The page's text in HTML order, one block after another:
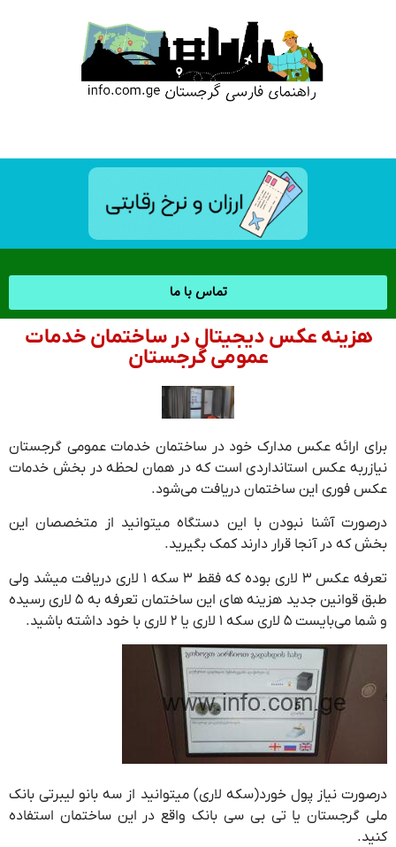
تماس با ما
هزینه عکس دیجیتال در ساختمان خدمات
عمومی گرجستان
برای ارائه عکس مدارک خود در ساختمان خدمات عمومی گرجستان
نیازربه عکس استانداردی است که در همان لحظه در بخش خدمات
عکس فوری این ساختمان دریافت می‌شود.
درصورت آشنا نبودن با این دستگاه میتوانید از متخصصان این
بخش که در آنجا قرار دارند کمک بگیرید.
تعرفه عکس ۳ لاری بوده که فقط ۳ سکه ۱ لاری دریافت میشد ولی
طبق قوانین جدید هزینه های این ساختمان تعرفه به ۵ لاری رسیده
و شما می‌بایست ۵ لاری سکه ۱ لاری یا ۲ لاری با خود داشته باشید.
درصورت نیاز پول خورد(سکه لاری) میتوانید از سه بانو لیبرتی بانک
ملی گرجستان یا تی بی سی بانک واقع در این ساختمان استفاده
کنید.